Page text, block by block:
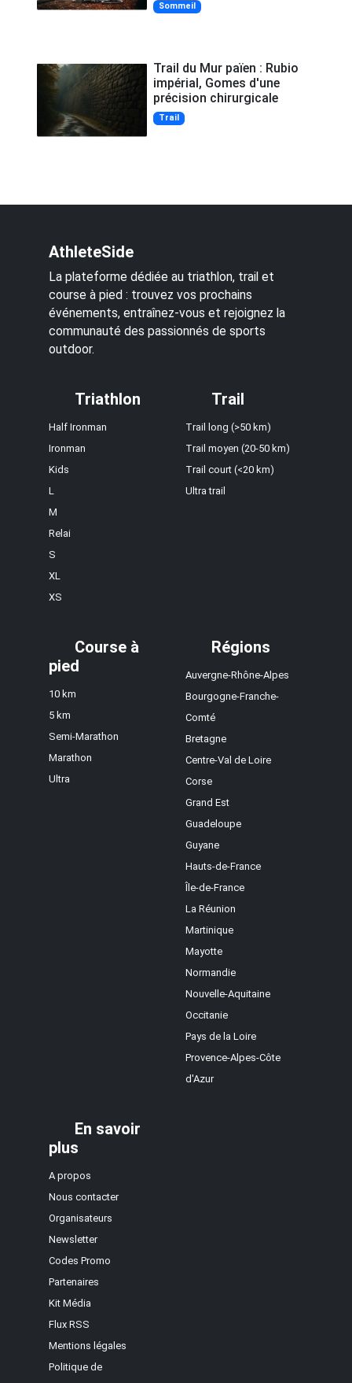
Sommeil
Trail du Mur païen : Rubio
impérial, Gomes d'une
précision chirurgicale
Trail
AthleteSide
La plateforme dédiée au triathlon, trail et
course à pied : trouvez vos prochains
événements, entraînez-vous et rejoignez la
communauté des passionnés de sports
outdoor.
Triathlon
Half Ironman
Ironman
Kids
L
M
Relai
S
XL
XS
Trail
Trail long (>50 km)
Trail moyen (20-50 km)
Trail court (<20 km)
Ultra trail
Course à
pied
10 km
5 km
Semi-Marathon
Marathon
Ultra
Régions
Auvergne-Rhône-Alpes
Bourgogne-Franche-
Comté
Bretagne
Centre-Val de Loire
Corse
Grand Est
Guadeloupe
Guyane
Hauts-de-France
Île-de-France
La Réunion
Martinique
Mayotte
Normandie
Nouvelle-Aquitaine
Occitanie
Pays de la Loire
Provence-Alpes-Côte
d'Azur
En savoir
plus
A propos
Nous contacter
Organisateurs
Newsletter
Codes Promo
Partenaires
Kit Média
Flux RSS
Mentions légales
Politique de